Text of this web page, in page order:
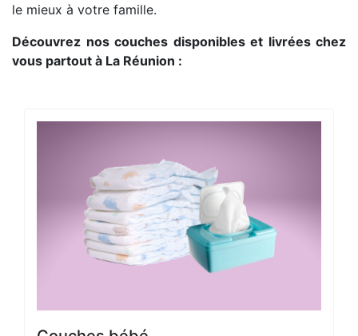
le mieux à votre famille.
Découvrez nos couches disponibles et livrées chez
vous partout à La Réunion :